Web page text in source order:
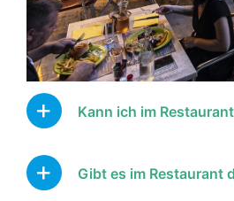
Kann ich im
Gibt es im Restaurant